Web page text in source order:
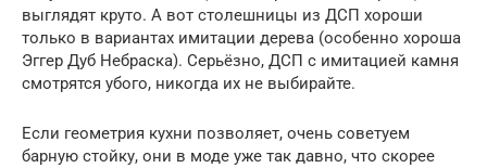
выглядят круто. А вот столешницы из ДСП хороши
только в вариантах имитации дерева (особенно хороша
Эггер Дуб Небраска). Серьёзно, ДСП с имитацией камня
смотрятся убого, никогда их не выбирайте.
Если геометрия кухни позволяет, очень советуем
барную стойку, они в моде уже так давно, что скорее